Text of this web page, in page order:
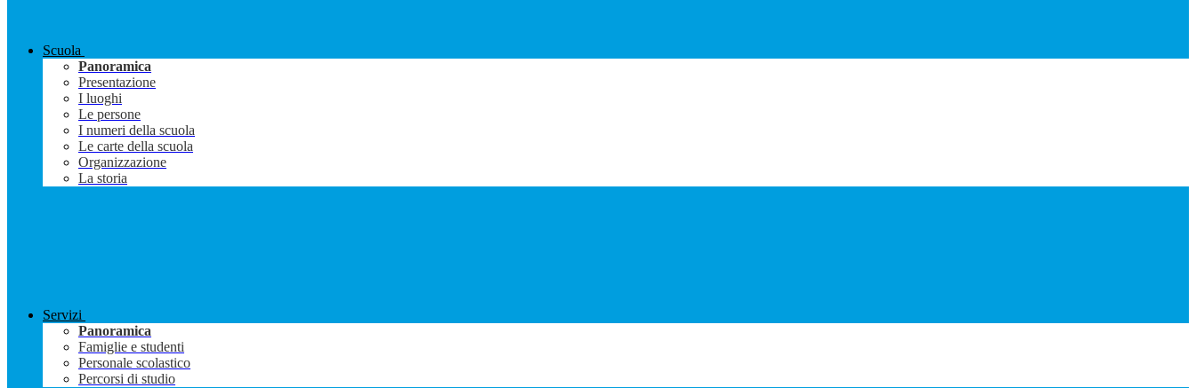
Scuola
Panoramica
Presentazione
I luoghi
Le persone
I numeri della scuola
Le carte della scuola
Organizzazione
La storia
Servizi
Panoramica
Famiglie e studenti
Personale scolastico
Percorsi di studio